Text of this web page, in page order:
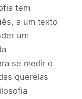
tem
a um texto
um
se medir o
querelas